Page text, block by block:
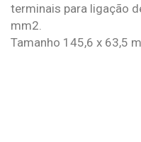
terminais para ligação
mm2.
Tamanho 145,6 x 63,5